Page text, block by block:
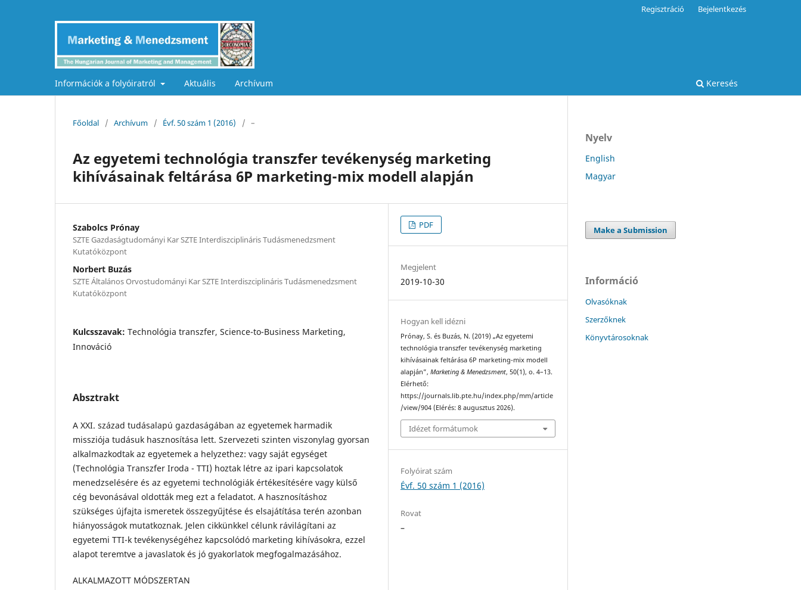
Információk a folyóiratról Aktuális Archívum Keresés
Regisztráció Bejelentkezés
Főoldal / Archívum / Évf. 50 szám 1 (2016) / –
Az egyetemi technológia transzfer tevékenység marketing
kihívásainak feltárása 6P marketing-mix modell alapján
Szabolcs Prónay
SZTE Gazdaságtudományi Kar SZTE Interdiszciplináris Tudásmenedzsment
Kutatóközpont
Norbert Buzás
SZTE Általános Orvostudományi Kar SZTE Interdiszciplináris Tudásmenedzsment
Kutatóközpont
Kulcsszavak: Technológia transzfer, Science-to-Business Marketing,
Innováció
Absztrakt
A XXI. század tudásalapú gazdaságában az egyetemek harmadik
missziója tudásuk hasznosítása lett. Szervezeti szinten viszonylag gyorsan
alkalmazkodtak az egyetemek a helyzethez: vagy saját egységet
(Technológia Transzfer Iroda - TTI) hoztak létre az ipari kapcsolatok
menedzselésére és az egyetemi technológiák értékesítésére vagy külső
cég bevonásával oldották meg ezt a feladatot. A hasznosításhoz
szükséges újfajta ismeretek összegyűjtése és elsajátítása terén azonban
hiányosságok mutatkoznak. Jelen cikkünkkel célunk rávilágítani az
egyetemi TTI-k tevékenységéhez kapcsolódó marketing kihívásokra, ezzel
alapot teremtve a javaslatok és jó gyakorlatok megfogalmazásához.
ALKALMAZOTT MÓDSZERTAN
PDF
Megjelent
2019-10-30
Hogyan kell idézni
Prónay, S. és Buzás, N. (2019) „Az egyetemi
technológia transzfer tevékenység marketing
kihívásainak feltárása 6P marketing-mix modell
alapján”,Marketing & Menedzsment, 50(1), o. 4–13.
Elérhető:
https://journals.lib.pte.hu/index.php/mm/article
/view/904 (Elérés: 8 augusztus 2026).
Idézet formátumok
Folyóirat szám
Évf. 50 szám 1 (2016)
Rovat
–
Nyelv
English
Magyar
Make a Submission
Információ
Olvasóknak
Szerzőknek
Könyvtárosoknak